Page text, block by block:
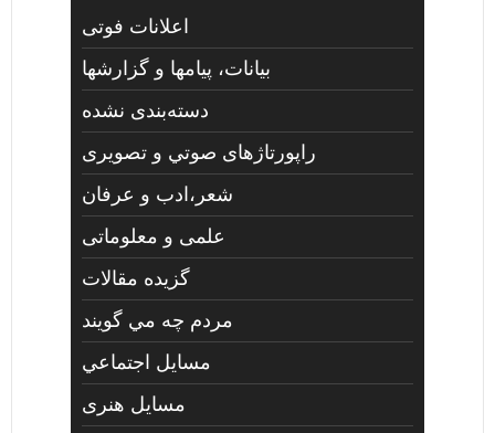
اعلانات فوتی
بیانات، پیامها و گزارشها
دسته‌بندی نشده
راپورتاژهای صوتي و تصويری
شعر،ادب و عرفان
علمی و معلوماتی
گزیده مقالات
مردم چه مي گويند
مسايل اجتماعي
مسايل هنری